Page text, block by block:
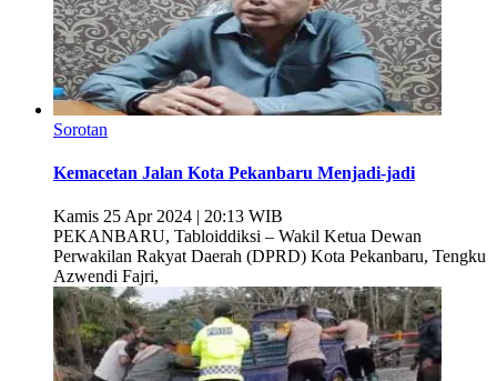
Sorotan
Kemacetan Jalan Kota Pekanbaru Menjadi-jadi
Kamis 25 Apr 2024 | 20:13 WIB
PEKANBARU, Tabloiddiksi – Wakil Ketua Dewan
Perwakilan Rakyat Daerah (DPRD) Kota Pekanbaru, Tengku
Azwendi Fajri,